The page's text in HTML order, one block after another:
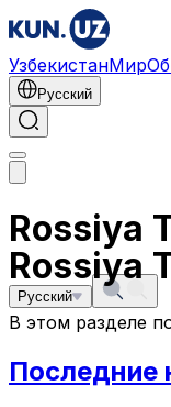
УзбекистанМир
Русский
Rossiya
Русский
Rossiya
В этом разделе
Последние